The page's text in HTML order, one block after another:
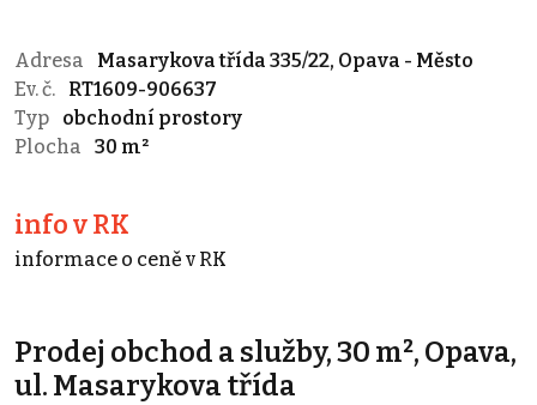
Adresa
Masarykova třída 335/22, Opava - Město
Ev. č.
RT1609-906637
Typ
obchodní prostory
Plocha
30 m²
info v RK
informace o ceně v RK
Prodej obchod a služby, 30 m², Opava,
ul. Masarykova třída